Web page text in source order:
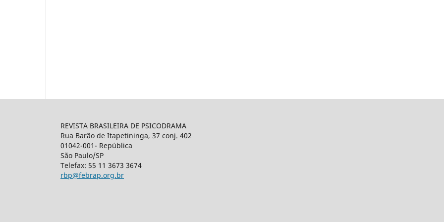
REVISTA BRASILEIRA DE PSICODRAMA
Rua Barão de Itapetininga, 37 conj. 402
01042-001- República
São Paulo/SP
Telefax: 55 11 3673 3674
rbp@febrap.org.br